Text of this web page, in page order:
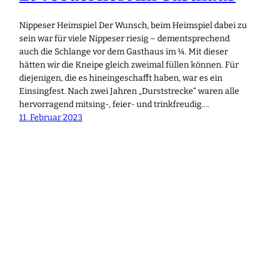
Nippeser Heimspiel Der Wunsch, beim Heimspiel dabei zu
sein war für viele Nippeser riesig – dementsprechend
auch die Schlange vor dem Gasthaus im ¼. Mit dieser
hätten wir die Kneipe gleich zweimal füllen können. Für
diejenigen, die es hineingeschafft haben, war es ein
Einsingfest. Nach zwei Jahren „Durststrecke“ waren alle
hervorragend mitsing-, feier- und trinkfreudig.…
11. Februar 2023